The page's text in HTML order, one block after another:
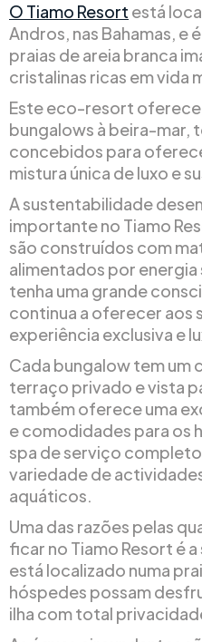
O Tiamo Resort está
Andros, nas Bahamas, e
praias de areia branca
cristalinas ricas em vida
Este eco-resort oferece
bungalows à beira-mar,
concebidos para
mistura única de luxo e
A sustentabilidade
importante no Tiamo
são construídos com
alimentados por
tenha uma grande
continua a oferecer aos
experiência exclusiva e
Cada bungalow tem um
terraço privado e vista
também oferece uma
e comodidades para os
spa de serviço
variedade de
aquáticos.
Uma das razões pelas
ficar no Tiamo Resort é
está localizado numa
hóspedes possam
ilha com total